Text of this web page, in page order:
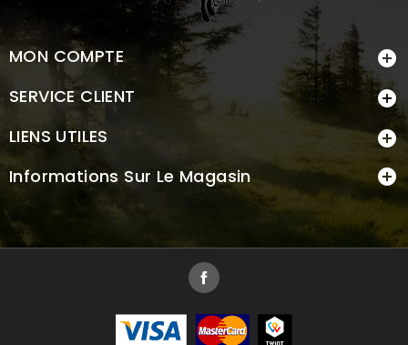
MON COMPTE 
SERVICE CLIENT 
LIENS UTILES 
Informations Sur Le Magasin 